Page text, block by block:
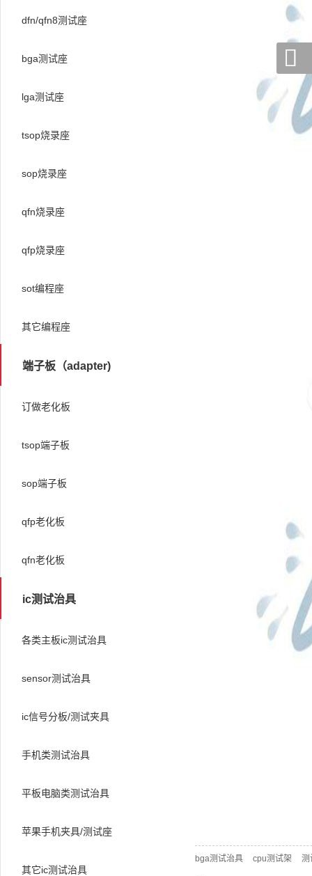
bga测试治具 cpu测试架 测
dfn/qfn8测试座
bga测试座
lga测试座
tsop烧录座
sop烧录座
qfn烧录座
qfp烧录座
sot编程座
其它编程座
端子板（adapter)
订做老化板
tsop端子板
sop端子板
qfp老化板
qfn老化板
ic测试治具
各类主板ic测试治具
sensor测试治具
ic信号分板/测试夹具
手机类测试治具
平板电脑类测试治具
苹果手机夹具/测试座
其它ic测试治具
